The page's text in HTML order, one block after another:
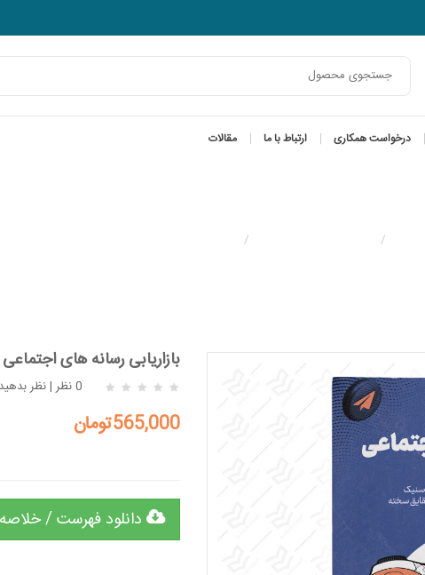
درخواست همکاری ارتباط با ما مقالات
بازاریابی رسانه های
0 نظر |نظر بدهید
565,000تومان
دانلود فهرست /